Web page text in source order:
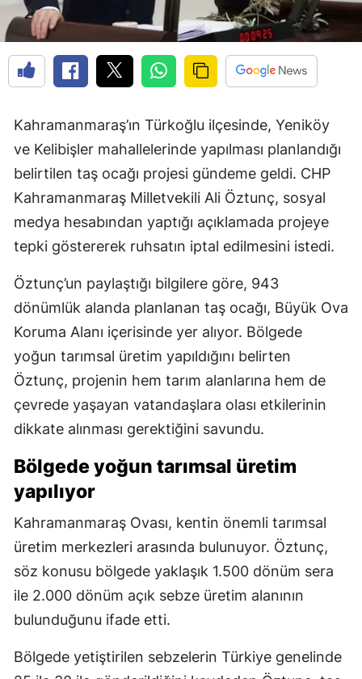
Kahramanmaraş’ın Türkoğlu ilçesinde, Yeniköy
ve Kelibişler mahallelerinde yapılması planlandığı
belirtilen taş ocağı projesi gündeme geldi. CHP
Kahramanmaraş Milletvekili Ali Öztunç, sosyal
medya hesabından yaptığı açıklamada projeye
tepki göstererek ruhsatın iptal edilmesini istedi.
Öztunç’un paylaştığı bilgilere göre, 943
dönümlük alanda planlanan taş ocağı, Büyük Ova
Koruma Alanı içerisinde yer alıyor. Bölgede
yoğun tarımsal üretim yapıldığını belirten
Öztunç, projenin hem tarım alanlarına hem de
çevrede yaşayan vatandaşlara olası etkilerinin
dikkate alınması gerektiğini savundu.
Bölgede yoğun tarımsal üretim
yapılıyor
Kahramanmaraş Ovası, kentin önemli tarımsal
üretim merkezleri arasında bulunuyor. Öztunç,
söz konusu bölgede yaklaşık 1.500 dönüm sera
ile 2.000 dönüm açık sebze üretim alanının
bulunduğunu ifade etti.
Bölgede yetiştirilen sebzelerin Türkiye genelinde